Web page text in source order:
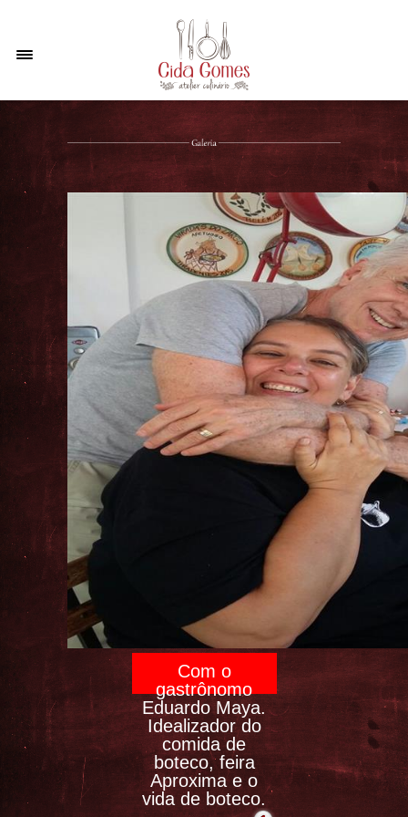
Com o
gastrônomo
Eduardo Maya.
Idealizador do
comida de
boteco, feira
Aproxima e o
vida de boteco.